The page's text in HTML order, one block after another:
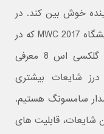
خوش بین کند. در
همین حال هرچه به زمان آغاز به کار نمایشگاه MWC 2017 که در
آن گوشی‌های بالا رده بسیاری از قبیل گلکسی اس 8 معرفی
شایعات بیشتری
سامسونگ هستیم.
شایعات، قابلیت های